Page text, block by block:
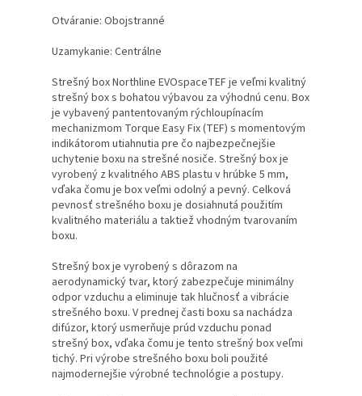
Otváranie: Obojstranné
Uzamykanie: Centrálne
Strešný box Northline EVOspaceTEF je veľmi kvalitný
strešný box s bohatou výbavou za výhodnú cenu. Box
je vybavený pantentovaným rýchloupínacím
mechanizmom Torque Easy Fix (TEF) s momentovým
indikátorom utiahnutia pre čo najbezpečnejšie
uchytenie boxu na strešné nosiče. Strešný box je
vyrobený z kvalitného ABS plastu v hrúbke 5 mm,
vďaka čomu je box veľmi odolný a pevný. Celková
pevnosť strešného boxu je dosiahnutá použitím
kvalitného materiálu a taktiež vhodným tvarovaním
boxu.
Strešný box je vyrobený s dôrazom na
aerodynamický tvar, ktorý zabezpečuje minimálny
odpor vzduchu a eliminuje tak hlučnosť a vibrácie
strešného boxu. V prednej časti boxu sa nachádza
difúzor, ktorý usmerňuje prúd vzduchu ponad
strešný box, vďaka čomu je tento strešný box veľmi
tichý. Pri výrobe strešného boxu boli použité
najmodernejšie výrobné technológie a postupy.